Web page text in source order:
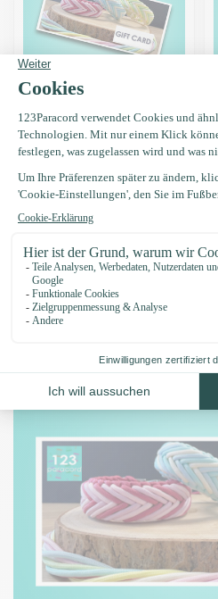
123Paracord
Geschenkkarte 75,- €
€75,00
Auf Lager